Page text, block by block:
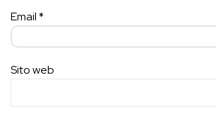
Email*
Sito web